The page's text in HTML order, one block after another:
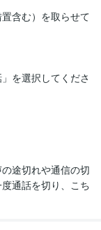
含む）を取らせて
を選択してくださ
途切れや通信の切
通話を切り、こち